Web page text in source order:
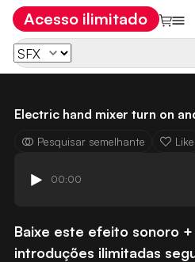
Acesso ilimitado
Electric hand mixer turn on
Pesquisar semelhante Like
00:00
Baixe este efeito sonoro
introduções ilimitadas